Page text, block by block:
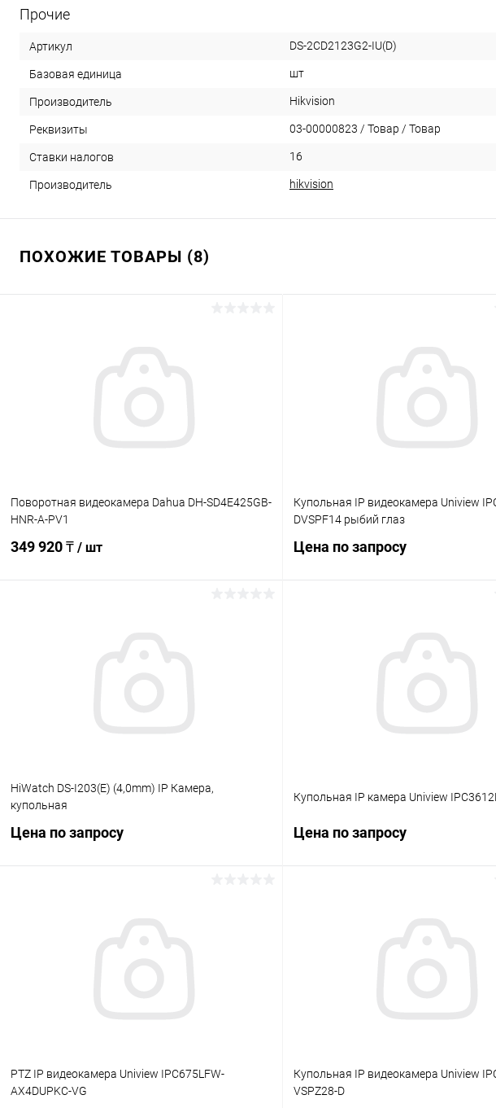
Прочие
Артикул DS-2CD2123G2-IU(D)
Базовая единица шт
Производитель Hikvision
Реквизиты 03-00000823 / Товар / Товар
Ставки налогов 16
Производитель hikvision
ПОХОЖИЕ ТОВАРЫ (8)
Поворотная видеокамера Dahua DH-SD4E425GB-
HNR-A-PV1
349 920 ₸ / шт
Купольная IP видеокамера Uniview
DVSPF14 рыбий глаз
Цена по запросу
HiWatch DS-I203(E) (4,0mm) IP Камера,
купольная
Цена по запросу
Купольная IP камера Uniview
Цена по запросу
PTZ IP видеокамера Uniview IPC675LFW-
AX4DUPKC-VG
Купольная IP видеокамера Uniview
VSPZ28-D